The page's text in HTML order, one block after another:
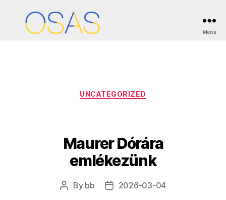
Menu
Tag: Translation: Thomas Cooper
Categories
UNCATEGORIZED
Maurer Dórára
emlékezünk
PostBy bb
Post2026-03-04